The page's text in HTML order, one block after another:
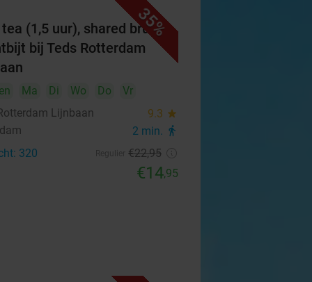
35%
(1,5 uur), shared brunch
bij Teds Rotterdam
Ma Di Wo Do
Vr
Lijnbaan
9.3 star
2 min. directions_walk
320 €22,95
€14,95